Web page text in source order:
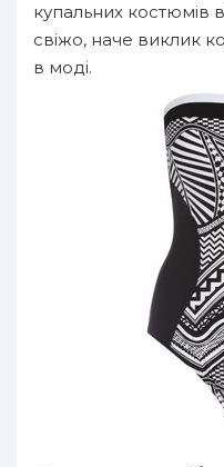
купальних костюмів
свіжо, наче виклик
в моді.